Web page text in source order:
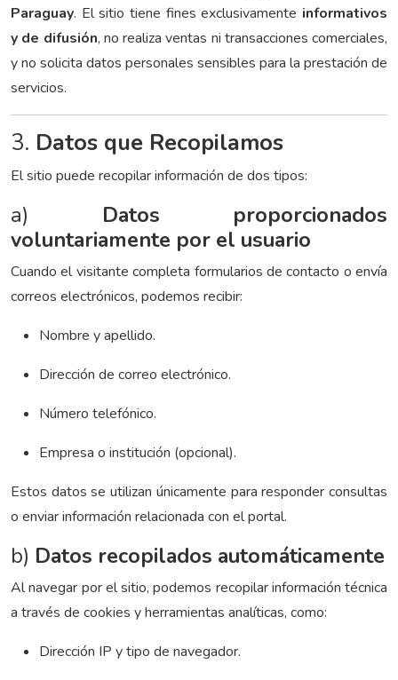
Paraguay. El sitio tiene fines exclusivamente informativos
y de difusión, no realiza ventas ni transacciones comerciales,
y no solicita datos personales sensibles para la prestación de
servicios.
3. Datos que Recopilamos
El sitio puede recopilar información de dos tipos:
a) Datos proporcionados
voluntariamente por el usuario
Cuando el visitante completa formularios de contacto o envía
correos electrónicos, podemos recibir:
Nombre y apellido.
Dirección de correo electrónico.
Número telefónico.
Empresa o institución (opcional).
Estos datos se utilizan únicamente para responder consultas
o enviar información relacionada con el portal.
b) Datos recopilados automáticamente
Al navegar por el sitio, podemos recopilar información técnica
a través de cookies y herramientas analíticas, como:
Dirección IP y tipo de navegador.